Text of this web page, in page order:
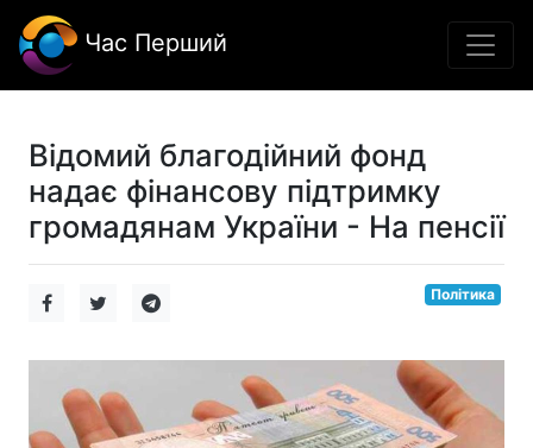
Час Перший
Відомий благодійний фонд
надає фінансову підтримку
громадянам України - На пенсії
Політика